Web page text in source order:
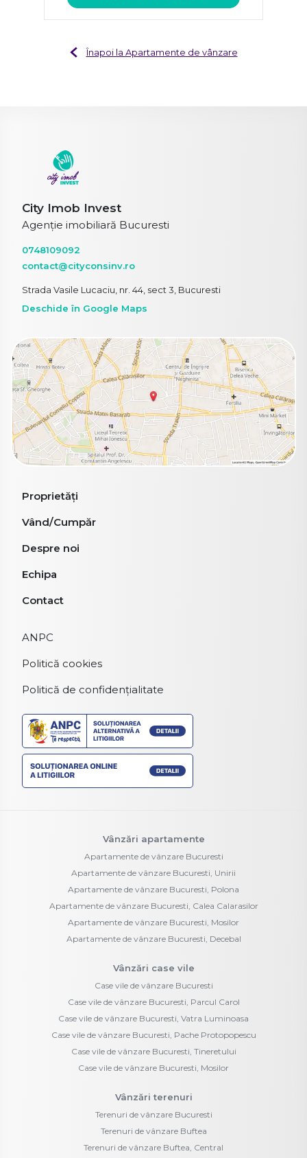
Înapoi la Apartamente de vânzare
City Imob Invest
Agenție imobiliară Bucuresti
0748109092
contact@cityconsinv.ro
Strada Vasile Lucaciu, nr. 44, sect 3, Bucuresti
Deschide în Google Maps
Proprietăți
Vând/Cumpăr
Despre noi
Echipa
Contact
ANPC
Politică cookies
Politică de confidențialitate
Vânzări apartamente
Apartamente de vânzare Bucuresti
Apartamente de vânzare Bucuresti, Unirii
Apartamente de vânzare Bucuresti, Polona
Apartamente de vânzare Bucuresti, Calea Calarasilor
Apartamente de vânzare Bucuresti, Mosilor
Apartamente de vânzare Bucuresti, Decebal
Vânzări case vile
Case vile de vânzare Bucuresti
Case vile de vânzare Bucuresti, Parcul Carol
Case vile de vânzare Bucuresti, Vatra Luminoasa
Case vile de vânzare Bucuresti, Pache Protopopescu
Case vile de vânzare Bucuresti, Tineretului
Case vile de vânzare Bucuresti, Mosilor
Vânzări terenuri
Terenuri de vânzare Bucuresti
Terenuri de vânzare Buftea
Terenuri de vânzare Buftea, Central